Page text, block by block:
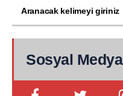
Sosyal Medya